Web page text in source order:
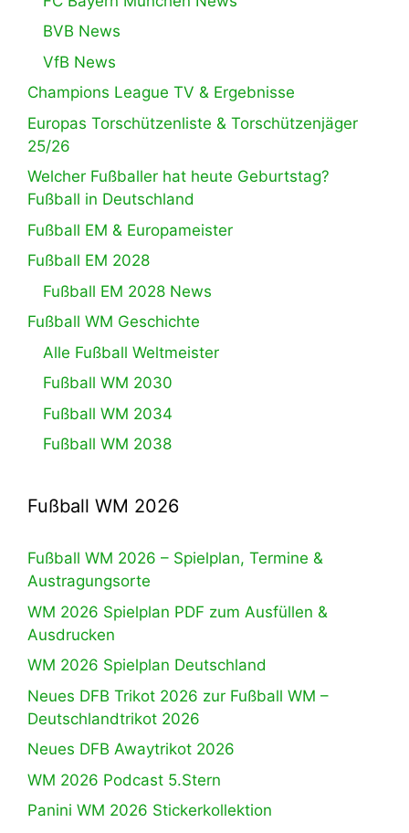
BVB News
VfB News
Champions League TV & Ergebnisse
Europas Torschützenliste & Torschützenjäger
25/26
Welcher Fußballer hat heute Geburtstag?
Fußball in Deutschland
Fußball EM & Europameister
Fußball EM 2028
Fußball EM 2028 News
Fußball WM Geschichte
Alle Fußball Weltmeister
Fußball WM 2030
Fußball WM 2034
Fußball WM 2038
Fußball WM 2026
Fußball WM 2026 – Spielplan, Termine &
Austragungsorte
WM 2026 Spielplan PDF zum Ausfüllen &
Ausdrucken
WM 2026 Spielplan Deutschland
Neues DFB Trikot 2026 zur Fußball WM –
Deutschlandtrikot 2026
Neues DFB Awaytrikot 2026
WM 2026 Podcast 5.Stern
Panini WM 2026 Stickerkollektion